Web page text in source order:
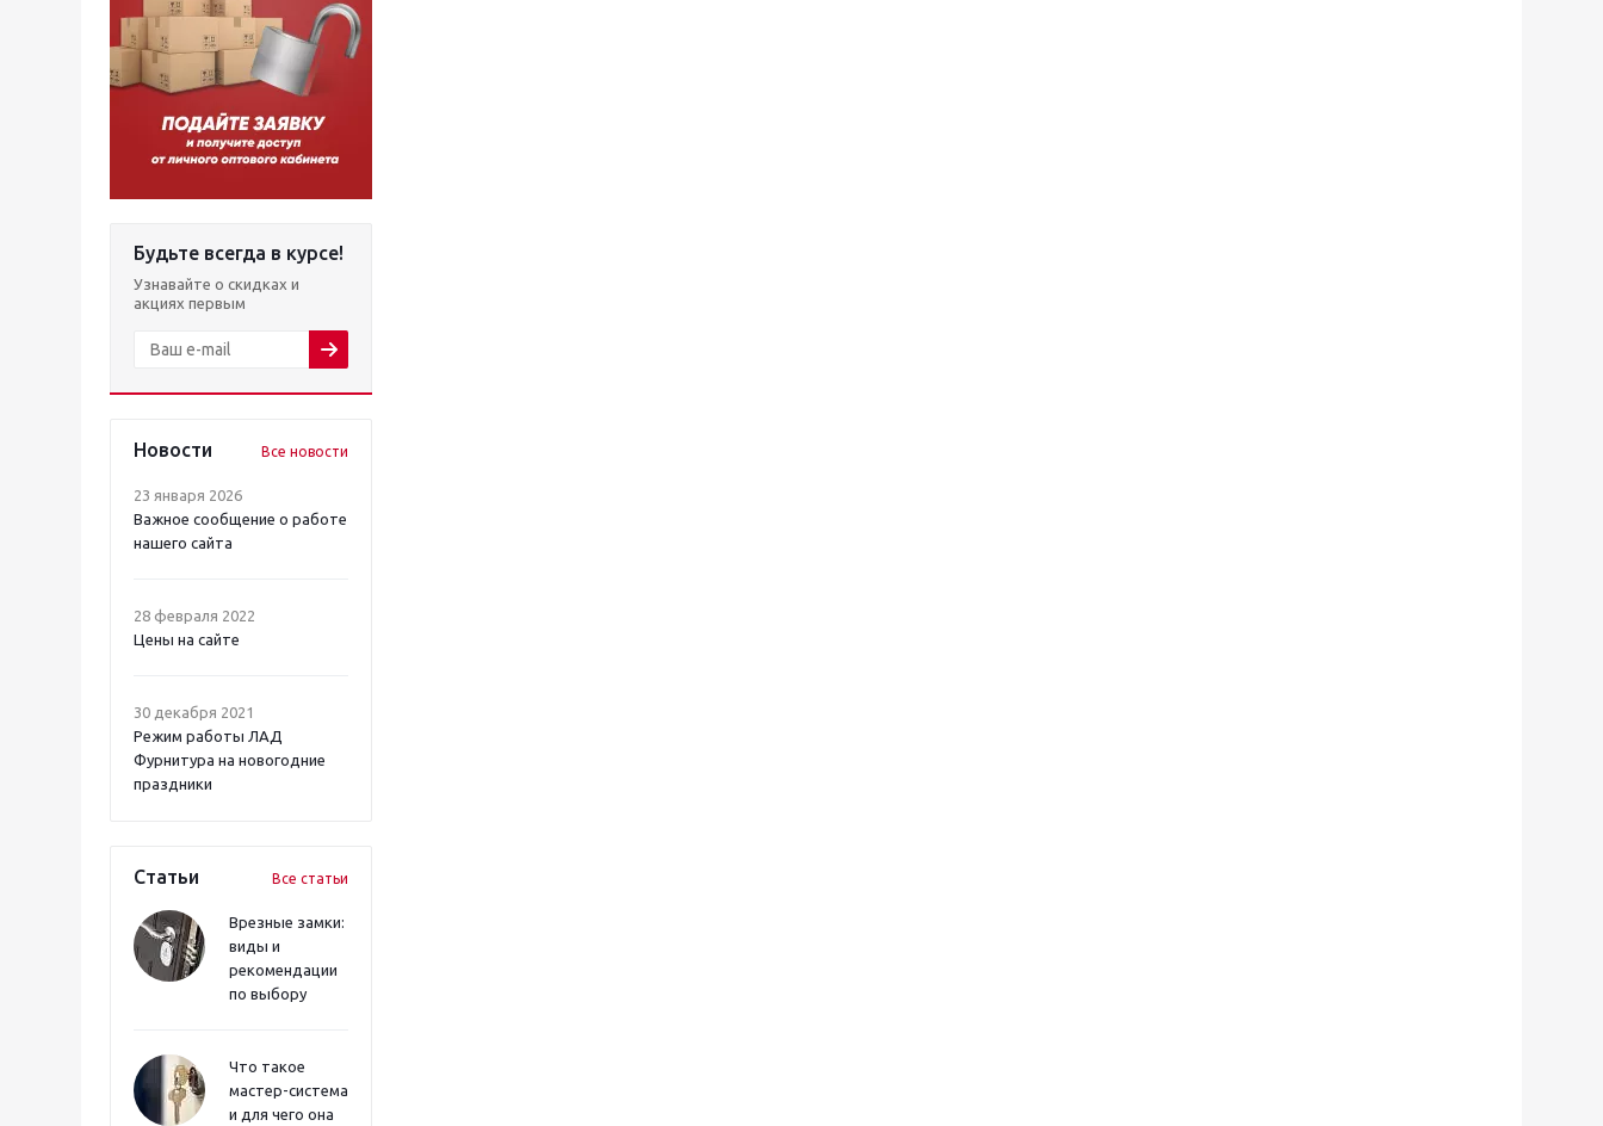
Будьте всегда в курсе!
Узнавайте о скидках и
акциях первым
Новости Все новости
23 января 2026
Важное сообщение о работе
нашего сайта
28 февраля 2022
Цены на сайте
30 декабря 2021
Режим работы ЛАД
Фурнитура на новогодние
праздники
Статьи Все статьи
Врезные замки:
виды и
рекомендации
по выбору
Что такое
мастер-система
и для чего она